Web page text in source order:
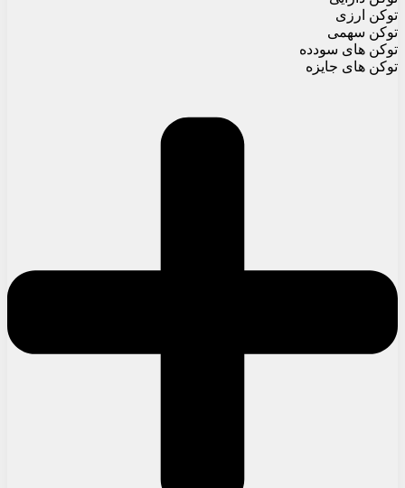
توکن ارزی
توکن سهمی
توکن های سودده
توکن های جایزه